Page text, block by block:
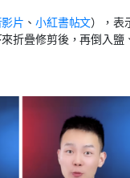
片 、小紅書帖文），表
折疊修剪後，再倒入鹽